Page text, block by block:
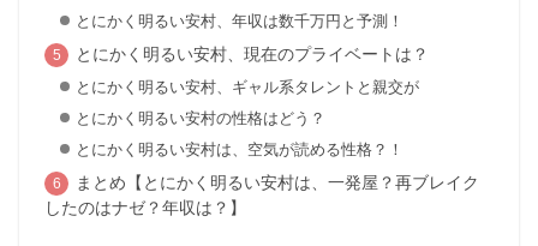
とにかく明るい安村、年収は数千万円と予測！
とにかく明るい安村、現在のプライベートは？
とにかく明るい安村、ギャル系タレントと親交が
とにかく明るい安村の性格はどう？
とにかく明るい安村は、空気が読める性格？！
まとめ【とにかく明るい安村は、一発屋？再ブレイク
したのはナゼ？年収は？】